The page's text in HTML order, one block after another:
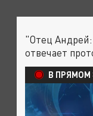
"Отец
отвечает
В ПРЯМОМ